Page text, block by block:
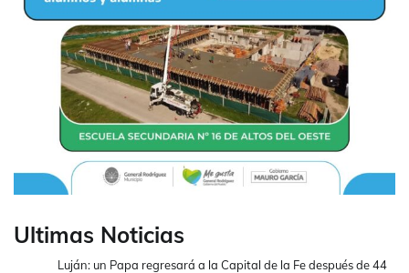
Ultimas Noticias
Luján: un Papa regresará a la Capital de la Fe después de 44